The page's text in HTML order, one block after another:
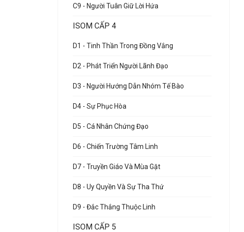
C9 - Người Tuân Giữ Lời Hứa
ISOM CẤP 4
D1 - Tinh Thần Trong Đồng Vắng
D2 - Phát Triển Người Lãnh Đạo
D3 - Người Hướng Dẫn Nhóm Tế Bào
D4 - Sự Phục Hòa
D5 - Cá Nhân Chứng Đạo
D6 - Chiến Trường Tâm Linh
D7 - Truyền Giáo Và Mùa Gặt
D8 - Uy Quyền Và Sự Tha Thứ
D9 - Đắc Thắng Thuộc Linh
ISOM CẤP 5